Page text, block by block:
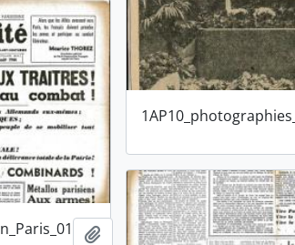
Ajouter au presse-papier